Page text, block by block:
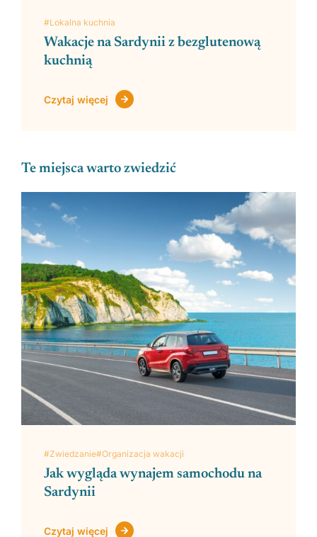
#Lokalna kuchnia
Wakacje na Sardynii z bezglutenową
kuchnią
Czytaj więcej
Te miejsca warto zwiedzić
#Zwiedzanie#Organizacja wakacji
Jak wygląda wynajem samochodu na
Sardynii
Czytaj więcej